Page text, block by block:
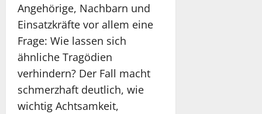
Angehörige, Nachbarn und
Einsatzkräfte vor allem eine
Frage: Wie lassen sich
ähnliche Tragödien
verhindern? Der Fall macht
schmerzhaft deutlich, wie
wichtig Achtsamkeit,